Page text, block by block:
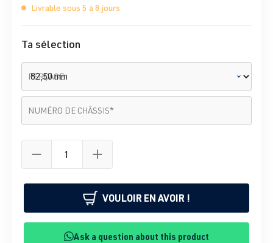
Livrable sous 5 à 8 jours
Ta sélection
PERÇAGE
NUMÉRO DE CHÂSSIS*
VOULOIR EN AVOIR !
Ask a question about this product